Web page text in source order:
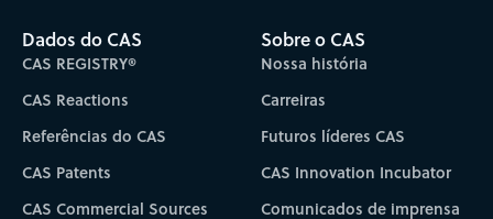
Dados do CAS
CAS REGISTRY®
CAS Reactions
Referências do CAS
CAS Patents
CAS Commercial Sources
Sobre o CAS
Nossa história
Carreiras
Futuros líderes CAS
CAS Innovation Incubator
Comunicados de imprensa